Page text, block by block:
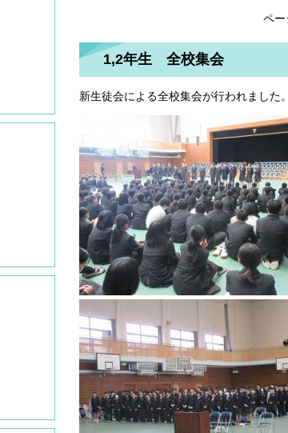
ペ
1,2年生 全校集会
新生徒会による全校集会が行われました